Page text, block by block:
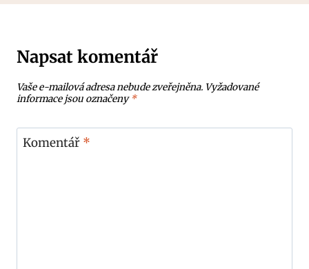
Napsat komentář
Vaše e-mailová adresa nebude zveřejněna. Vyžadované
informace jsou označeny*
Komentář *